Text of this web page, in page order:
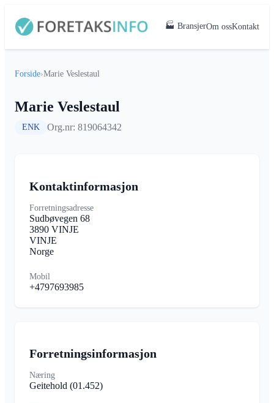
🏭 BransjerOm ossKontakt
Forside›Marie Veslestaul
Marie Veslestaul
ENK Org.nr: 819064342
Kontaktinformasjon
Forretningsadresse
Sudbøvegen 68
3890 VINJE
VINJE
Norge
Mobil
+4797693985
Forretningsinformasjon
Næring
Geitehold (01.452)